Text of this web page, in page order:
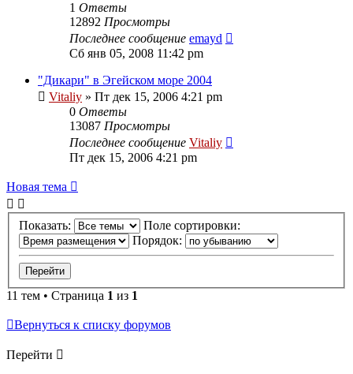
1 Ответы
12892 Просмотры
Последнее сообщение emayd
Сб янв 05, 2008 11:42 pm
"Дикари" в Эгейском море 2004
Vitaliy » Пт дек 15, 2006 4:21 pm
0 Ответы
13087 Просмотры
Последнее сообщение Vitaliy
Пт дек 15, 2006 4:21 pm
Новая тема
Показать:
Поле сортировки:
Порядок:
11 тем • Страница 1 из 1
Вернуться к списку форумов
Перейти